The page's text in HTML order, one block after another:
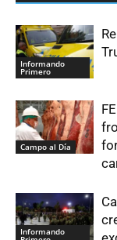
Informando
Primero
Campo al Día
Informando